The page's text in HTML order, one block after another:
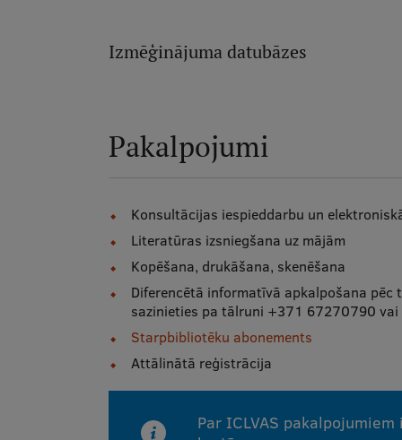
Izmēģinājuma datubāzes
Pakalpojumi
Konsultācijas iespieddarbu un
Literatūras izsniegšana uz mājām
Kopēšana, drukāšana, skenēšana
Diferencētā informatīvā apkalpošana
sazinieties pa tālruni +371 67270790
Starpbibliotēku abonements
Attālinātā reģistrācija
Par ICLVAS